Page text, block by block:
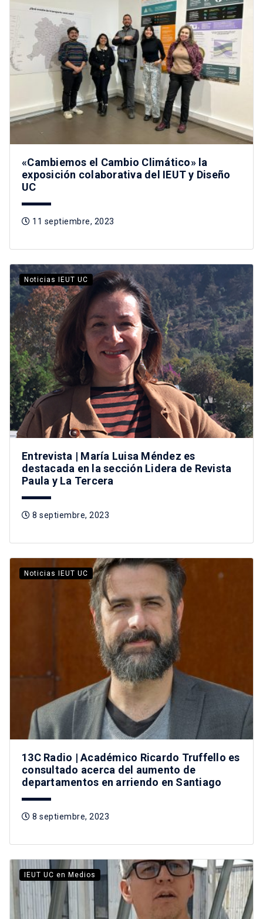
«Cambiemos el Cambio Climático» la
exposición colaborativa del IEUT y Diseño
UC
11 septiembre, 2023
Noticias IEUT UC
Entrevista | María Luisa Méndez es
destacada en la sección Lidera de Revista
Paula y La Tercera
8 septiembre, 2023
Noticias IEUT UC
13C Radio | Académico Ricardo Truffello es
consultado acerca del aumento de
departamentos en arriendo en Santiago
8 septiembre, 2023
IEUT UC en Medios